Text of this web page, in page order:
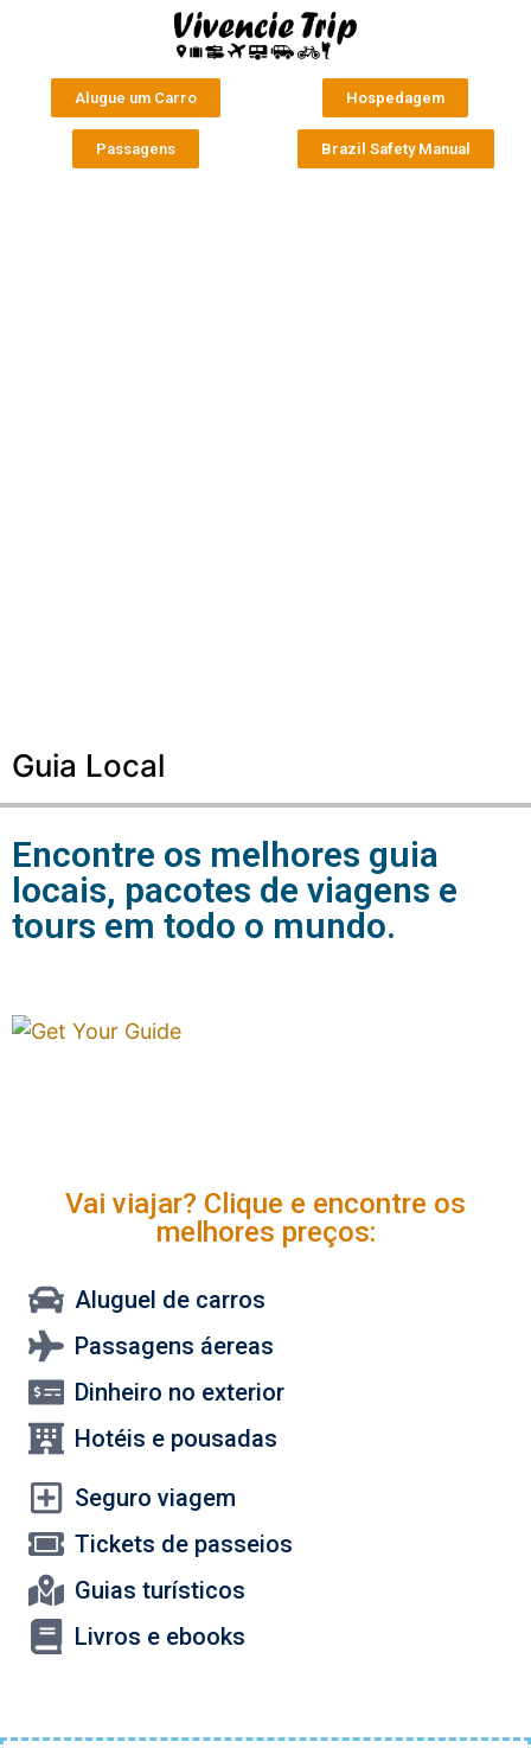
Alugue um Carro Hospedagem
Passagens Brazil Safety Manual
Guia Local
Encontre os melhores guia
locais, pacotes de viagens e
tours em todo o mundo.
Vai viajar? Clique e encontre os
melhores preços:
Aluguel de carros
Passagens áereas
Dinheiro no exterior
Hotéis e pousadas
Seguro viagem
Tickets de passeios
Guias turísticos
Livros e ebooks